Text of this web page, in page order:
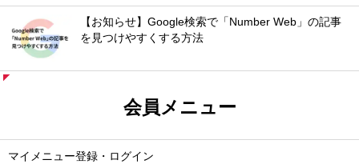
【お知らせ】Google検索で「Number Web」の記事
を見つけやすくする方法
会員メニュー
マイメニュー登録・ログイン